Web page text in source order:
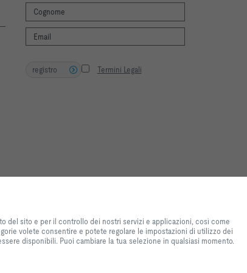
Termini Legali
registro
for convenience
to allow and you can
that, depending on the
del sito e per il controllo dei nostri servizi e applicazioni, così come
volete consentire e potete regolare le impostazioni di utilizzo dei
disponibili. Puoi cambiare la tua selezione in qualsiasi momento.